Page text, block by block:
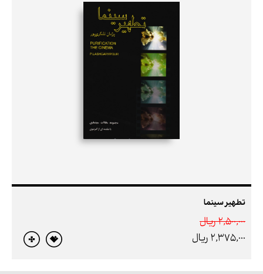
تطهیر سینما
2,500,000 ريال
2,375,000 ريال